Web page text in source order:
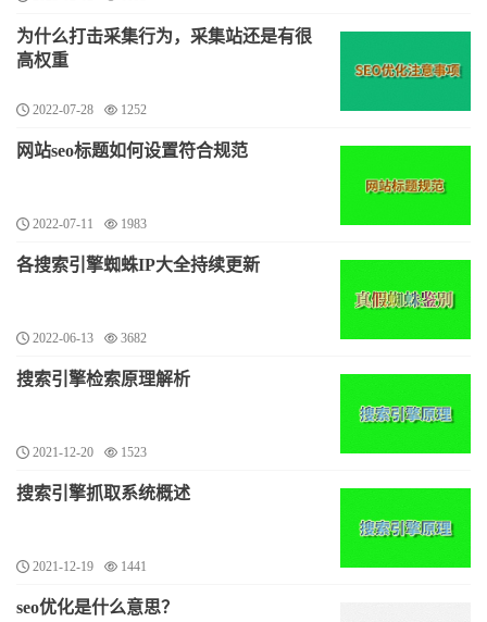
为什么打击采集行为，采集站还是有很
高权重
2022-07-28 1252
网站seo标题如何设置符合规范
2022-07-11 1983
各搜索引擎蜘蛛IP大全持续更新
2022-06-13 3682
搜索引擎检索原理解析
2021-12-20 1523
搜索引擎抓取系统概述
2021-12-19 1441
seo优化是什么意思？